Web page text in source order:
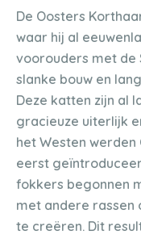
De Oosters
waar hij al
voorouders met de
slanke bouw en
Deze katten zijn al
gracieuze uiterlijk
het Westen
eerst
fokkers begonnen
met andere rassen
te creëren. Dit